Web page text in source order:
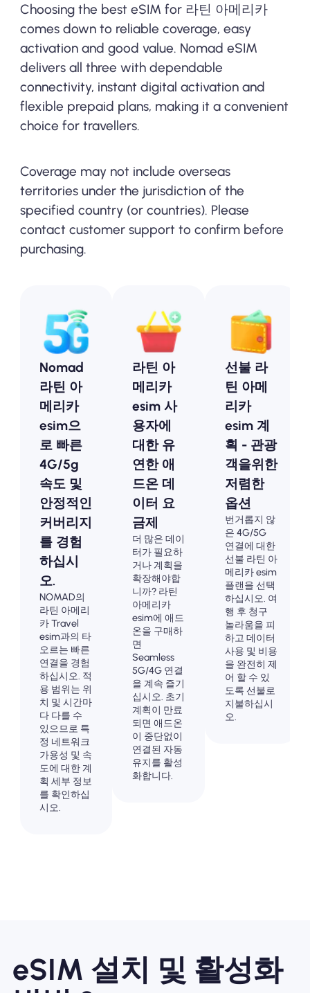
Choosing the best eSIM for 라틴 아메리카
comes down to reliable coverage, easy
activation and good value. Nomad eSIM
delivers all three with dependable
connectivity, instant digital activation and
flexible prepaid plans, making it a convenient
choice for travellers.
Coverage may not include overseas
territories under the jurisdiction of the
specified country (or countries). Please
contact customer support to confirm before
purchasing.
Nomad
라틴 아
메리카
esim으
로 빠른
4G/5g
속도 및
안정적인
커버리지
를 경험
하십시
오.
NOMAD의
라틴 아메리
카 Travel
esim과의 타
오르는 빠른
연결을 경험
하십시오. 적
용 범위는 위
치 및 시간마
다 다를 수
있으므로 특
정 네트워크
가용성 및 속
도에 대한 계
획 세부 정보
를 확인하십
시오.
라틴 아
메리카
esim 사
용자에
대한 유
연한 애
드온 데
이터 요
금제
더 많은 데이
터가 필요하
거나 계획을
확장해야합
니까? 라틴
아메리카
esim에 애드
온을 구매하
면
Seamless
5G/4G 연결
을 계속 즐기
십시오. 초기
계획이 만료
되면 애드온
이 중단없이
연결된 자동
유지를 활성
화합니다.
선불 라
틴 아메
리카
esim 계
획 - 관광
객을위한
저렴한
옵션
번거롭지 않
은 4G/5G
연결에 대한
선불 라틴 아
메리카 esim
플랜을 선택
하십시오. 여
행 후 청구
놀라움을 피
하고 데이터
사용 및 비용
을 완전히 제
어 할 수 있
도록 선불로
지불하십시
오.
eSIM 설치 및 활성화